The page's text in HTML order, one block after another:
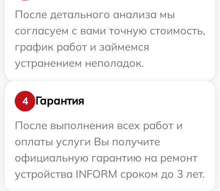
После детального анализа мы
согласуем с вами точную стоимость,
график работ и займемся
устранением неполадок.
4
Гарантия
После выполнения всех работ и
оплаты услуги Вы получите
официальную гарантию на ремонт
устройства INFORM сроком до 3 лет.